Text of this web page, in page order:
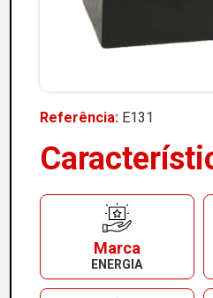
Referência: E131
Marca
ENERGIA